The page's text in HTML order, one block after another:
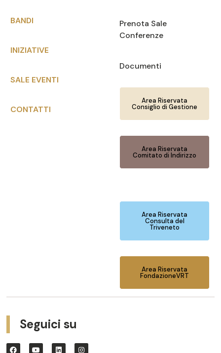
BANDI
INIZIATIVE
SALE EVENTI
CONTATTI
Prenota Sale
Conferenze
Documenti
Area Riservata
Consiglio di Gestione
Area Riservata
Comitato di Indirizzo
Area Riservata
Consulta del
Triveneto
Area Riservata
FondazioneVRT
Seguici su